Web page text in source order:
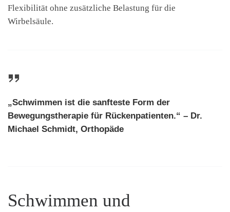
Flexibilität ohne zusätzliche Belastung für die
Wirbelsäule.
„Schwimmen ist die sanfteste Form der
Bewegungstherapie für Rückenpatienten.“ – Dr.
Michael Schmidt, Orthopäde
Schwimmen und